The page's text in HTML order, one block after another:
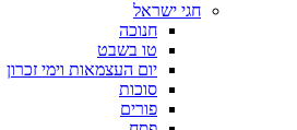
חגי ישראל
חנוכה
טו בשבט
יום העצמאות וימי זכרון
סוכות
פורים